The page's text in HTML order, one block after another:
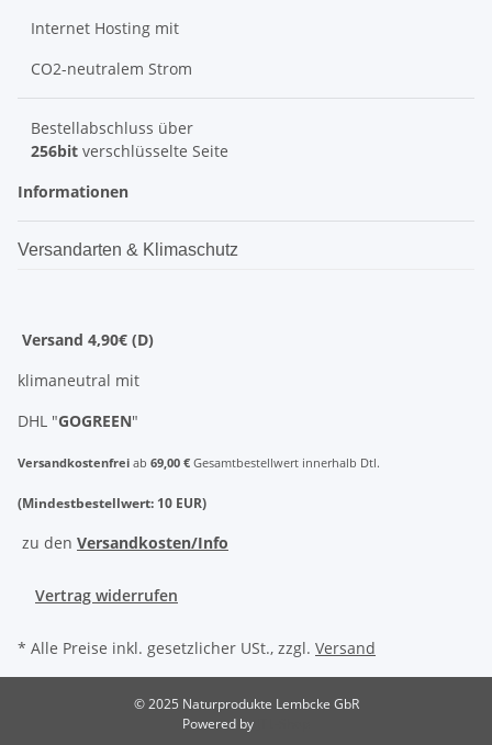
Internet Hosting mit
CO2-neutralem Strom
Bestellabschluss über
256bit verschlüsselte Seite
Informationen
Versandarten & Klimaschutz
Versand 4,90€ (D)
klimaneutral mit
DHL "GOGREEN"
Versandkostenfrei ab 69,00 € Gesamtbestellwert innerhalb Dtl.
(Mindestbestellwert: 10 EUR)
zu den Versandkosten/Info
Vertrag widerrufen
* Alle Preise inkl. gesetzlicher USt., zzgl. Versand
© 2025 Naturprodukte Lembcke GbR
Powered by